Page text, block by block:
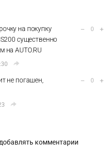
на покупку
существенно
на AUTО.RU
– 0 +
не погашен,
– 0 +
комментарии